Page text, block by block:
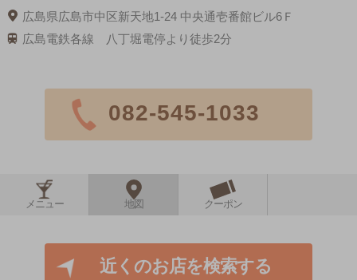
広島県広島市中区新天地1-24 中央通壱番館ビル6Ｆ
広島電鉄各線 八丁堀電停より徒歩2分
082-545-1033
メニュー 地図 クーポン
近くのお店を検索する